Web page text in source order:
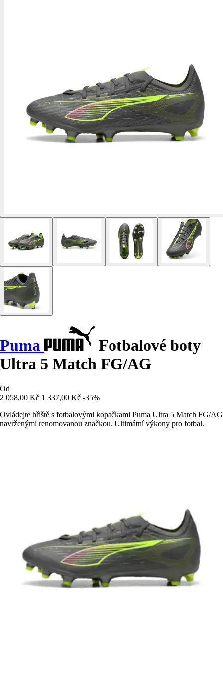
Puma
Fotbalové boty
Ultra 5 Match FG/AG
Od
2 058,00 Kč 1 337,00 Kč -35%
Ovládejte hřiště s fotbalovými kopačkami Puma Ultra 5 Match FG/AG
navrženými renomovanou značkou. Ultimátní výkony pro fotbal.